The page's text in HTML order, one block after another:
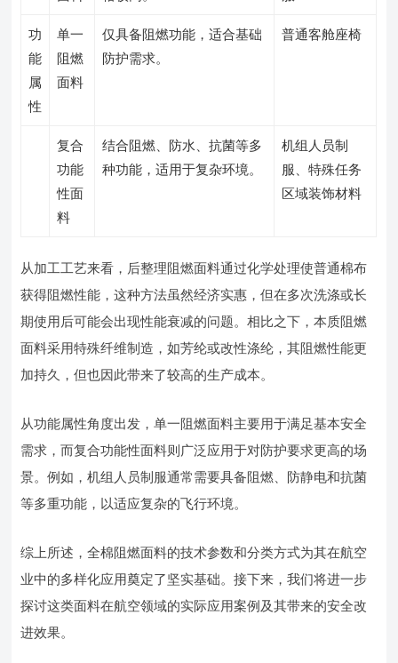
功
能
属
性
单一
阻燃
面料
仅具备阻燃功能，适合基础
防护需求。
普通客舱座椅
复合
功能
性面
料
结合阻燃、防水、抗菌等多
种功能，适用于复杂环境。
机组人员制
服、特殊任务
区域装饰材料
从加工工艺来看，后整理阻燃面料通过化学处理使普通棉布
获得阻燃性能，这种方法虽然经济实惠，但在多次洗涤或长
期使用后可能会出现性能衰减的问题。相比之下，本质阻燃
面料采用特殊纤维制造，如芳纶或改性涤纶，其阻燃性能更
加持久，但也因此带来了较高的生产成本。
从功能属性角度出发，单一阻燃面料主要用于满足基本安全
需求，而复合功能性面料则广泛应用于对防护要求更高的场
景。例如，机组人员制服通常需要具备阻燃、防静电和抗菌
等多重功能，以适应复杂的飞行环境。
综上所述，全棉阻燃面料的技术参数和分类方式为其在航空
业中的多样化应用奠定了坚实基础。接下来，我们将进一步
探讨这类面料在航空领域的实际应用案例及其带来的安全改
进效果。